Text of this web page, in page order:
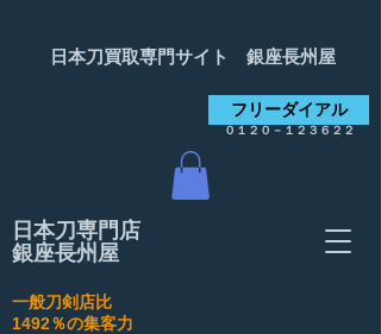
日本刀買取専門サイト 銀座長州屋
フリーダイアル
０１２０－１２３６２２
日本刀専門店
銀座長州屋
一般刀剣店比
​1492％の集客力